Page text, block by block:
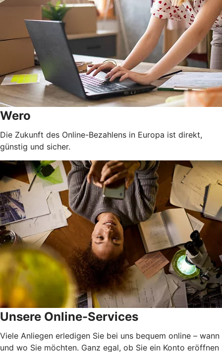
Wero
Die Zukunft des Online-Bezahlens in Europa ist direkt,
günstig und sicher.
Unsere Online-Services
Viele Anliegen erledigen Sie bei uns bequem online – wann
und wo Sie möchten. Ganz egal, ob Sie ein Konto eröffnen